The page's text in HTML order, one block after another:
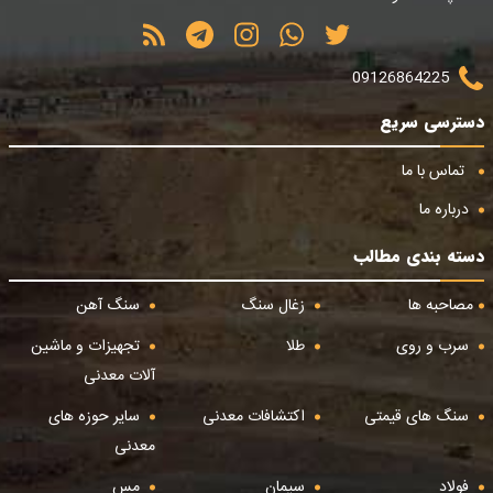
09126864225
دسترسی سریع
تماس با ما
درباره ما
دسته بندی مطالب
مصاحبه ها
زغال سنگ
سنگ آهن
سرب و روی
طلا
تجهیزات و ماشین
آلات معدنی
سنگ های قیمتی
اکتشافات معدنی
سایر حوزه های
معدنی